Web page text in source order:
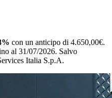
con un anticipo di 4.650,00€.
al 31/07/2026. Salvo
Italia S.p.A.